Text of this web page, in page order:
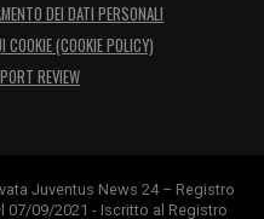
DEI DATI PERSONALI
COOKIE (COOKIE POLICY)
REVIEW
Juventus News 24 – Registro
07/09/2021 - Iscritto al Registro